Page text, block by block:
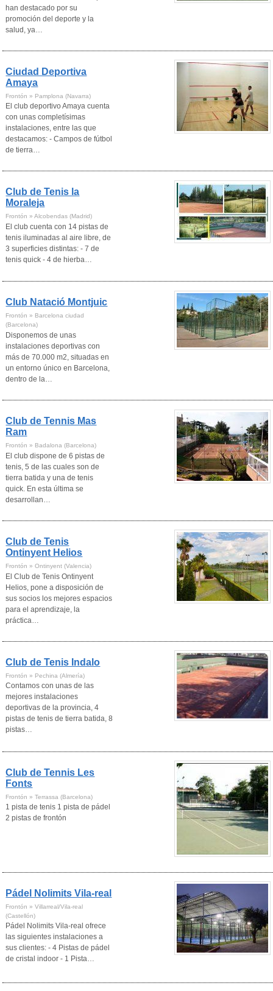
han destacado por su
promoción del deporte y la
salud, ya…
Ciudad Deportiva
Amaya
Frontón » Pamplona (Navarra)
El club deportivo Amaya cuenta
con unas completísimas
instalaciones, entre las que
destacamos: - Campos de fútbol
de tierra…
Club de Tenis la
Moraleja
Frontón » Alcobendas (Madrid)
El club cuenta con 14 pistas de
tenis iluminadas al aire libre, de
3 superficies distintas: - 7 de
tenis quick - 4 de hierba…
Club Natació Montjuic
Frontón » Barcelona ciudad
(Barcelona)
Disponemos de unas
instalaciones deportivas con
más de 70.000 m2, situadas en
un entorno único en Barcelona,
dentro de la…
Club de Tennis Mas
Ram
Frontón » Badalona (Barcelona)
El club dispone de 6 pistas de
tenis, 5 de las cuales son de
tierra batida y una de tenis
quick. En esta última se
desarrollan…
Club de Tenis
Ontinyent Helios
Frontón » Ontinyent (Valencia)
El Club de Tenis Ontinyent
Helios, pone a disposición de
sus socios los mejores espacios
para el aprendizaje, la
práctica…
Club de Tenis Indalo
Frontón » Pechina (Almería)
Contamos con unas de las
mejores instalaciones
deportivas de la provincia, 4
pistas de tenis de tierra batida, 8
pistas…
Club de Tennis Les
Fonts
Frontón » Terrassa (Barcelona)
1 pista de tenis 1 pista de pádel
2 pistas de frontón
Pádel Nolimits Vila-real
Frontón » Villarreal/Vila-real
(Castellón)
Pádel Nolimits Vila-real ofrece
las siguientes instalaciones a
sus clientes: - 4 Pistas de pádel
de cristal indoor - 1 Pista…